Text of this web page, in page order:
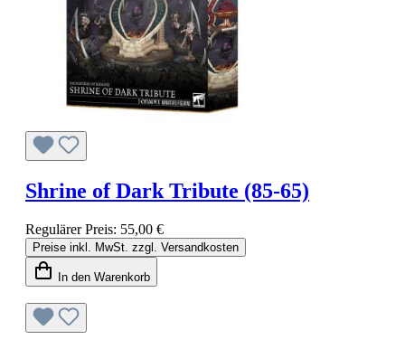
Shrine of Dark Tribute (85-65)
Regulärer Preis: 55,00 €
Preise inkl. MwSt. zzgl. Versandkosten
In den Warenkorb